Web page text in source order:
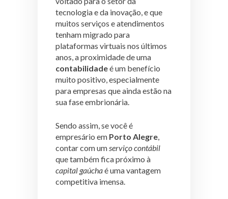
tecnologia e da inovação, e que
muitos serviços e atendimentos
tenham migrado para
plataformas virtuais nos últimos
anos, a proximidade de uma
contabilidadeé um benefício
muito positivo, especialmente
para empresas que ainda estão na
sua fase embrionária.
Sendo assim, se você é
empresário em Porto Alegre
contar com um serviço contábil
que também fica próximo à
capital gaúchaé uma vantagem
competitiva imensa.